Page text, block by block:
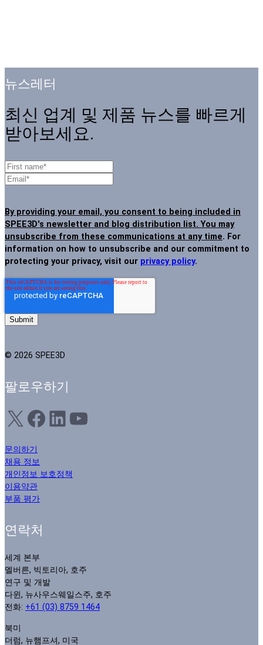
뉴스레터
최신 업계 및 제품 뉴스를 빠르게
받아보세요.
By providing your email, you consent to being included in
SPEE3D's newsletter and blog distribution list. You may
unsubscribe from these communications at any time. For
information on how to unsubscribe and our commitment to
protecting your privacy, visit our privacy policy.
© 2026 SPEE3D
팔로우하기
X Facebook LinkedIn YouTube
문의하기
채용 정보
개인정보 보호정책
이용약관
부품 평가
연락처
세계 본부
멜버른, 빅토리아, 호주
연구 및 개발
다윈, 뉴사우스웨일스주, 호주
전화: +61 (03) 8759 1464
북미
더럼, 뉴햄프셔, 미국